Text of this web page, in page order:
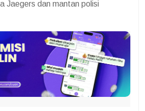
Jaegers dan mantan polisi